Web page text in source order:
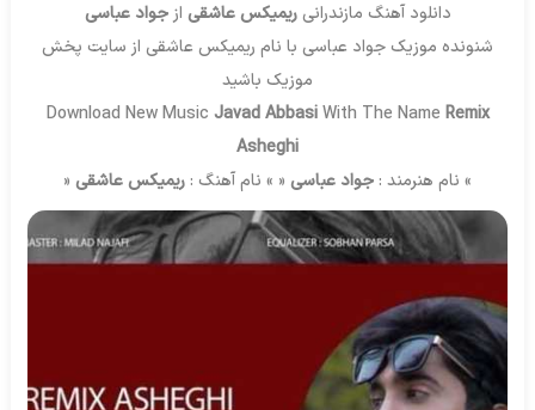
دانلود آهنگ مازندرانی ریمیکس عاشقی ازجواد عباسی
شنونده موزیک جواد عباسی با نام ریمیکس عاشقی از سایت پخش
موزیک باشید
Download New Music Javad AbbasiWith The Name Remix
Asheghi
» نام هنرمند : جواد عباسی « » نام آهنگ : ریمیکس عاشقی «